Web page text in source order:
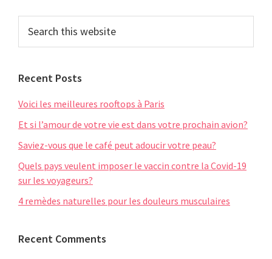
Primary
Sidebar
this
website
Recent Posts
Voici les meilleures rooftops à Paris
Et si l’amour de votre vie est dans votre prochain avion?
Saviez-vous que le café peut adoucir votre peau?
Quels pays veulent imposer le vaccin contre la Covid-19
sur les voyageurs?
4 remèdes naturelles pour les douleurs musculaires
Recent Comments